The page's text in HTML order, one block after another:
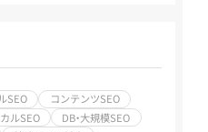
SEO
コンテンツSEO
ルSEO
DB・大規模SEO